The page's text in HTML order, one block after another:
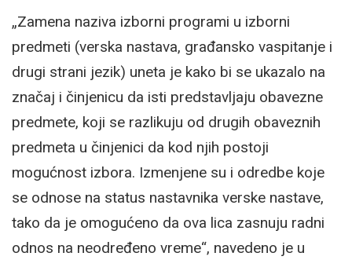
„Zamena naziva izborni programi u izborni
predmeti (verska nastava, građansko vaspitanje i
drugi strani jezik) uneta je kako bi se ukazalo na
značaj i činjenicu da isti predstavljaju obavezne
predmete, koji se razlikuju od drugih obaveznih
predmeta u činjenici da kod njih postoji
mogućnost izbora. Izmenjene su i odredbe koje
se odnose na status nastavnika verske nastave,
tako da je omogućeno da ova lica zasnuju radni
odnos na neodređeno vreme“, navedeno je u